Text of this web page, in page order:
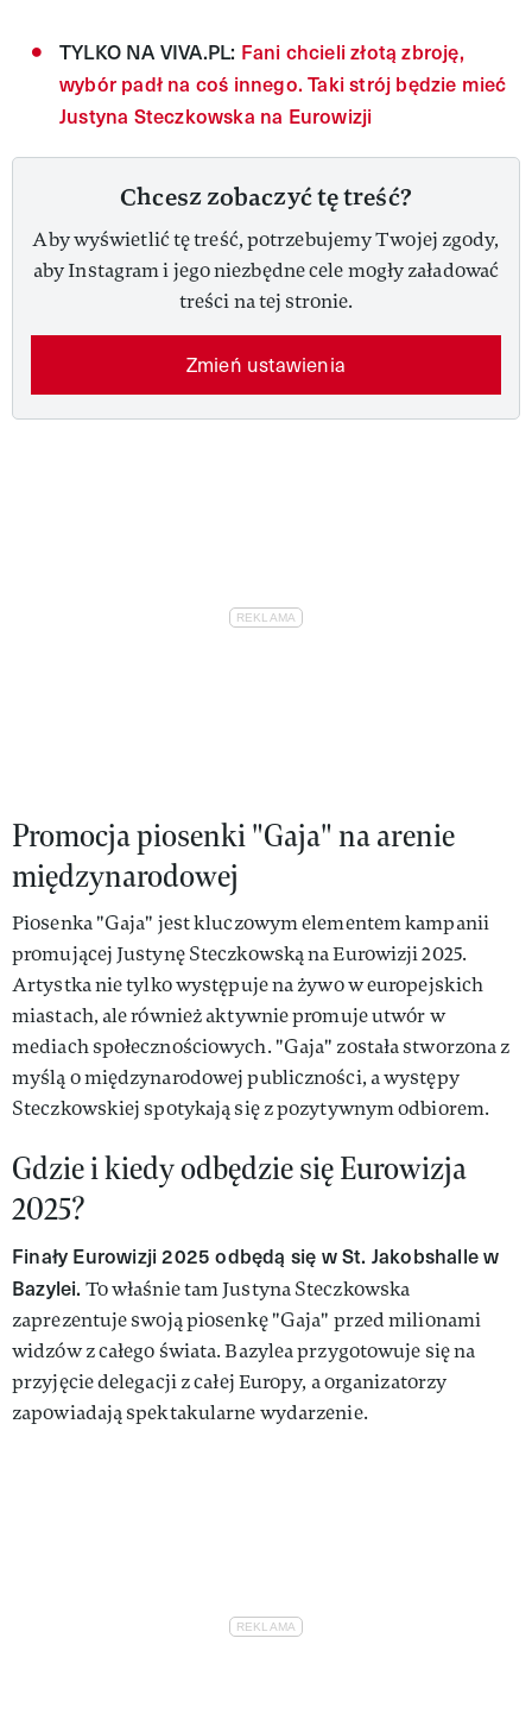
TYLKO NA VIVA.PL: Fani chcieli złotą zbroję,
wybór padł na coś innego. Taki strój będzie mieć
Justyna Steczkowska na Eurowizji
Chcesz zobaczyć tę treść?
Aby wyświetlić tę treść, potrzebujemy Twojej zgody,
aby Instagram i jego niezbędne cele mogły załadować
treści na tej stronie.
Zmień ustawienia
Promocja piosenki "Gaja" na arenie
międzynarodowej
Piosenka "Gaja" jest kluczowym elementem kampanii
promującej Justynę Steczkowską na Eurowizji 2025.
Artystka nie tylko występuje na żywo w europejskich
miastach, ale również aktywnie promuje utwór w
mediach społecznościowych. "Gaja" została stworzona z
myślą o międzynarodowej publiczności, a występy
Steczkowskiej spotykają się z pozytywnym odbiorem.
Gdzie i kiedy odbędzie się Eurowizja
2025?
Finały Eurowizji 2025 odbędą się w St. Jakobshalle w
Bazylei. To właśnie tam Justyna Steczkowska
zaprezentuje swoją piosenkę "Gaja" przed milionami
widzów z całego świata. Bazylea przygotowuje się na
przyjęcie delegacji z całej Europy, a organizatorzy
zapowiadają spektakularne wydarzenie.